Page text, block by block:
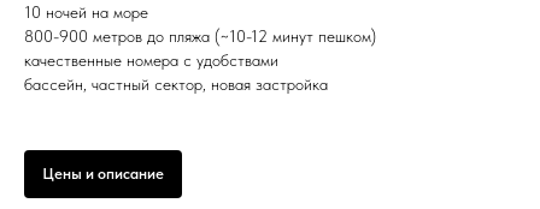
10 ночей на море
800-900 метров до пляжа (~10-12 минут пешком)
качественные номера с удобствами
бассейн, частный сектор, новая застройка
Цены и описание